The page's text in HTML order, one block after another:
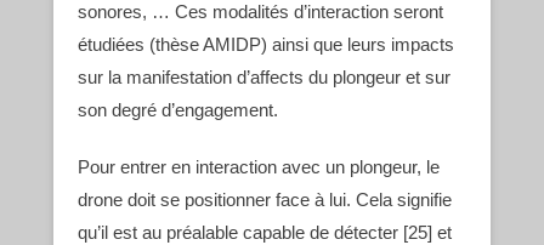
sonores, … Ces modalités d’interaction seront
étudiées (thèse AMIDP) ainsi que leurs impacts
sur la manifestation d’affects du plongeur et sur
son degré d’engagement.
Pour entrer en interaction avec un plongeur, le
drone doit se positionner face à lui. Cela signifie
qu’il est au préalable capable de détecter [25] et